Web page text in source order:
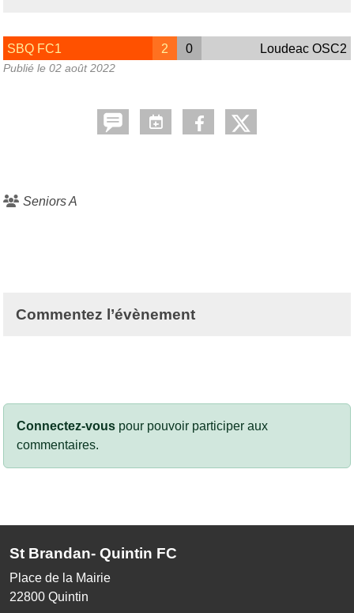
SBQ FC1 2 0 Loudeac OSC2
Publié le 02 août 2022
Seniors A
Commentez l’évènement
Connectez-vous pour pouvoir participer aux
commentaires.
St Brandan- Quintin FC
Place de la Mairie
22800 Quintin